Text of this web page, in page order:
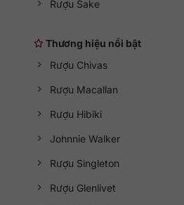
Rượu Sake
Thương hiệu nổi bật
Rượu Chivas
Rượu Macallan
Rượu Hibiki
Johnnie Walker
Rượu Singleton
Rượu Glenlivet